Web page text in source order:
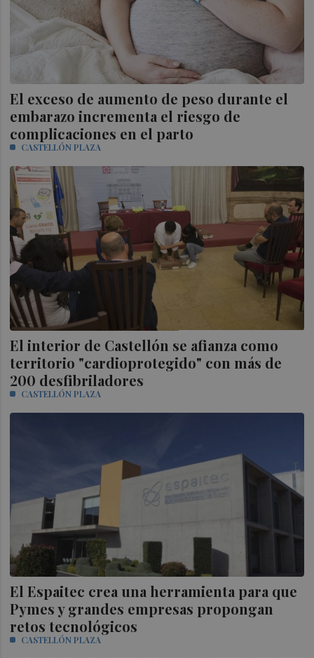
El exceso de aumento de peso durante el
embarazo incrementa el riesgo de
complicaciones en el parto
CASTELLÓN PLAZA
El interior de Castellón se afianza como
territorio "cardioprotegido" con más de
200 desfibriladores
CASTELLÓN PLAZA
El Espaitec crea una herramienta para que
Pymes y grandes empresas propongan
retos tecnológicos
CASTELLÓN PLAZA